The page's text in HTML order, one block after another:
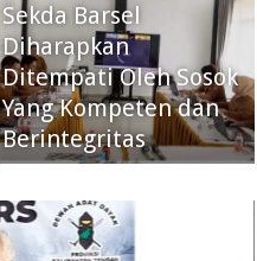
Sekda Barsel
Diharapkan
Ditempati Oleh Sosok
Yang Kompeten dan
Berintegritas